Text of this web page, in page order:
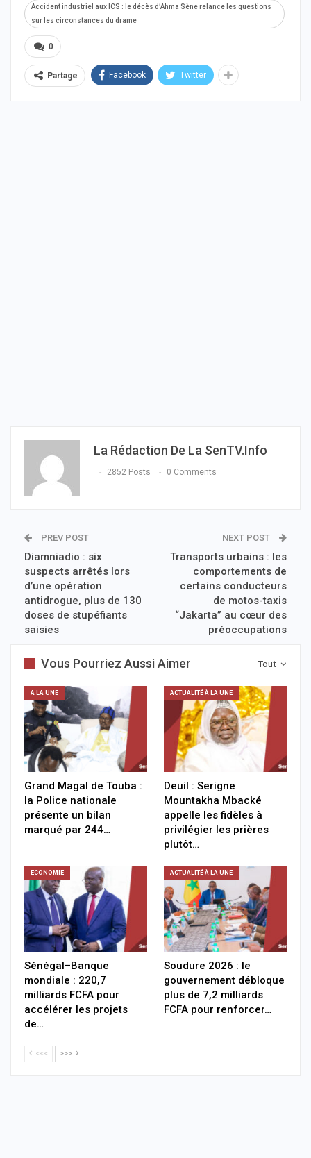
Accident industriel aux ICS : le décès d’Ahma Sène relance les questions
sur les circonstances du drame
0
Partage Facebook Twitter
La Rédaction De La SenTV.info
2852 Posts 0 Comments
PREV POST
Diamniadio : six
suspects arrêtés lors
d’une opération
antidrogue, plus de 130
doses de stupéfiants
saisies
NEXT POST
Transports urbains : les
comportements de
certains conducteurs
de motos-taxis
“Jakarta” au cœur des
préoccupations
Tout
Vous Pourriez Aussi Aimer
A LA UNE
Grand Magal de Touba :
la Police nationale
présente un bilan
marqué par 244…
ACTUALITÉ À LA UNE
Deuil : Serigne
Mountakha Mbacké
appelle les fidèles à
privilégier les prières
plutôt…
ECONOMIE
Sénégal–Banque
mondiale : 220,7
milliards FCFA pour
accélérer les projets
de…
ACTUALITÉ À LA UNE
Soudure 2026 : le
gouvernement débloque
plus de 7,2 milliards
FCFA pour renforcer…
<<< >>>